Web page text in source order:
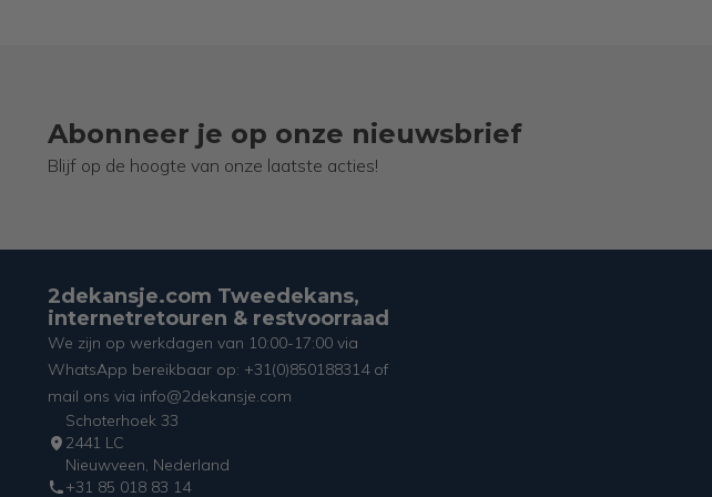
Abonneer je op onze nieuwsbrief
Blijf op de hoogte van onze laatste acties!
2dekansje.com Tweedekans,
internetretouren & restvoorraad
We zijn op werkdagen van 10:00-17:00 via
WhatsApp bereikbaar op: +31(0)850188314 of
mail ons via info@2dekansje.com
Schoterhoek 33
2441 LC
Nieuwveen, Nederland
+31 85 018 83 14